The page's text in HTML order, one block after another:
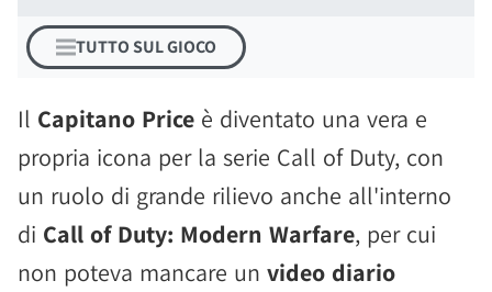
TUTTO SUL GIOCO
Il Capitano Price è diventato una vera e
propria icona per la serie Call of Duty, con
un ruolo di grande rilievo anche all'interno
di Call of Duty: Modern Warfare, per cui
non poteva mancare un video diario